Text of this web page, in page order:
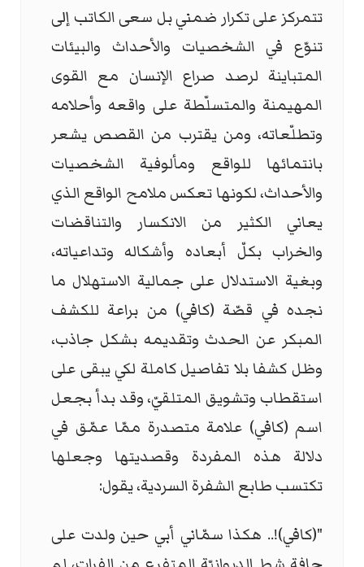
تتمركز على تكرار ضمني بل سعى الكاتب إلى
تنوّع في الشخصيات والأحداث والبيئات
المتباينة لرصد صراع الإنسان مع القوى
المهيمنة والمتسلّطة على واقعه وأحلامه
وتطلّعاته، ومن يقترب من القصص يشعر
بانتمائها للواقع ومألوفية الشخصيات
والأحداث، لكونها تعكس ملامح الواقع الذي
يعاني الكثير من الانكسار والتناقضات
والخراب بكلّ أبعاده وأشكاله وتداعياته،
وبغية الاستدلال على جمالية الاستهلال ما
نجده في قصّة (كافي) من براعة للكشف
المبكر عن الحدث وتقديمه بشكل جاذب،
وظل كشفا بلا تفاصيل كاملة لكي يبقى على
استقطاب وتشويق المتلقيّ، وقد بدأ بجعل
اسم (كافي) علامة متصدرة ممّا عمّق في
دلالة هذه المفردة وقصديتها وجعلها
تكتسب طابع الشفرة السردية، يقول:
"(كافي)!.. هكذا سمّاني أبي حين ولدت على